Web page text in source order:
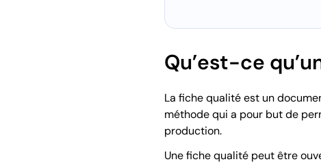
Qu’est-ce
La fiche qualité est un
méthode qui a pour but de
production.
Une fiche qualité peut être